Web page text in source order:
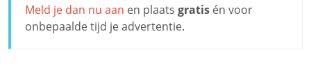
Meld je dan nu aan en plaats gratis én voor
onbepaalde tijd je advertentie.